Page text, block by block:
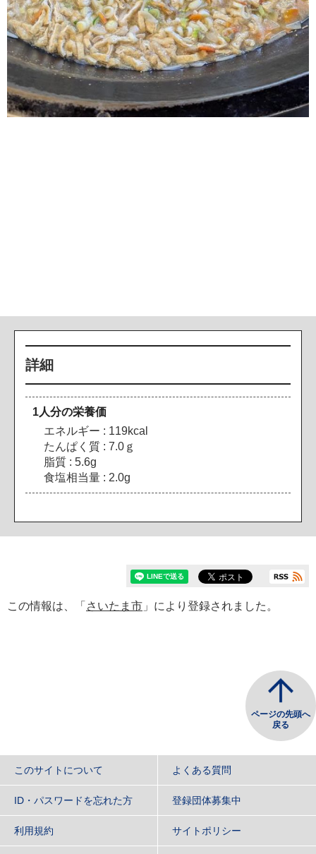
詳細
1人分の栄養価
エネルギー : 119kcal
たんぱく質 : 7.0ｇ
脂質 : 5.6g
食塩相当量 : 2.0g
この情報は、「 さいたま市 」により登録されました。
ページの先頭へ
戻る
このサイトについて よくある質問
ID・パスワードを忘れた方 登録団体募集中
利用規約 サイトポリシー